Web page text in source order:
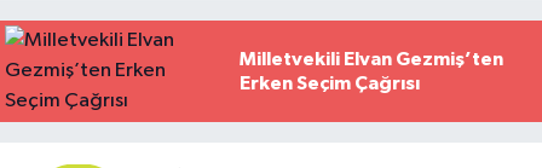
Milletvekili Elvan Gezmiş’ten
Erken Seçim Çağrısı